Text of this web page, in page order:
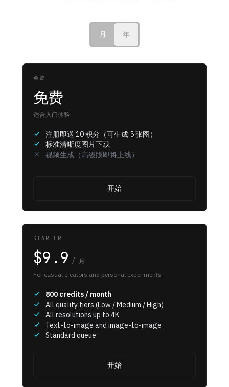
月 年
免费
免费
适合入门体验
注册即送 10 积分（可生成 5 张图）
标准清晰度图片下载
视频生成（高级版即将上线）
开始
STARTER
$9.9 / 月
For casual creators and personal experiments
800 credits / month
All quality tiers (Low / Medium / High)
All resolutions up to 4K
Text-to-image and image-to-image
Standard queue
开始